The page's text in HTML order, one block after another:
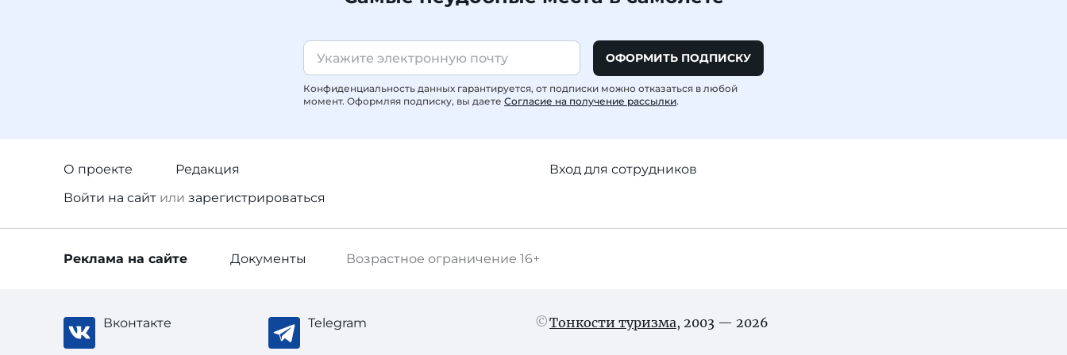
ОФОРМИТЬ ПОДПИСКУ
Конфиденциальность данных гарантируется, от подписки можно отказаться в любой
момент. Оформляя подписку, вы даете Согласие на получение рассылки.
О проекте
Редакция
Войти на сайт или зарегистрироваться
Вход для сотрудников
Возрастное ограничение 16+
Реклама на сайте Документы
Вконтакте Telegram Тонкости туризма, 2003 — 2026